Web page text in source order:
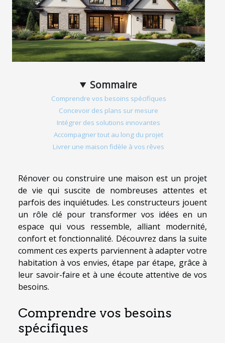
Sommaire
Comprendre vos besoins spécifiques
Concevoir des plans sur mesure
Intégrer des solutions innovantes
Accompagner tout au long du projet
Livrer une maison fidèle à vos rêves
Rénover ou construire une maison est un projet
de vie qui suscite de nombreuses attentes et
parfois des inquiétudes. Les constructeurs jouent
un rôle clé pour transformer vos idées en un
espace qui vous ressemble, alliant modernité,
confort et fonctionnalité. Découvrez dans la suite
comment ces experts parviennent à adapter votre
habitation à vos envies, étape par étape, grâce à
leur savoir-faire et à une écoute attentive de vos
besoins.
Comprendre vos besoins
spécifiques